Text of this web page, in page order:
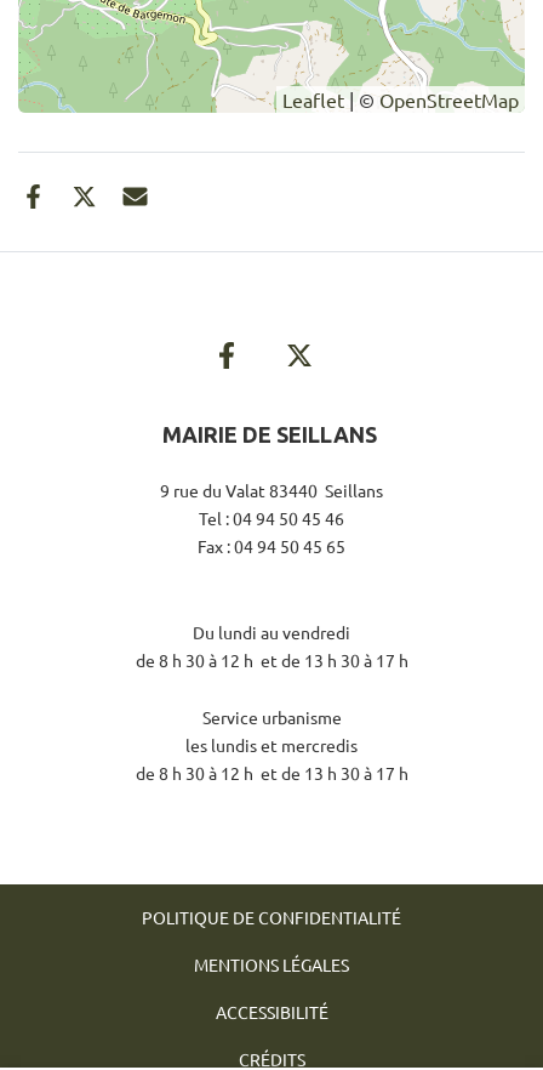
Leaflet | © OpenStreetMap
MAIRIE DE SEILLANS
9 rue du Valat 83440 Seillans
Tel : 04 94 50 45 46
Fax : 04 94 50 45 65
Du lundi au vendredi
de 8 h 30 à 12 h et de 13 h 30 à 17 h
Service urbanisme
les lundis et mercredis
de 8 h 30 à 12 h et de 13 h 30 à 17 h
POLITIQUE DE CONFIDENTIALITÉ
MENTIONS LÉGALES
ACCESSIBILITÉ
CRÉDITS